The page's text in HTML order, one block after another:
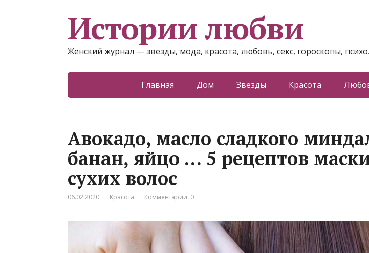
Истории любви
Женский журнал — звезды, мода, красота, любовь, секс, гороскопы,
Главная Дом Звезды Красота
Авокадо, масло сладкого
банан, яйцо … 5 рецептов
сухих волос
06.02.2020 Красота Комментарии: 0